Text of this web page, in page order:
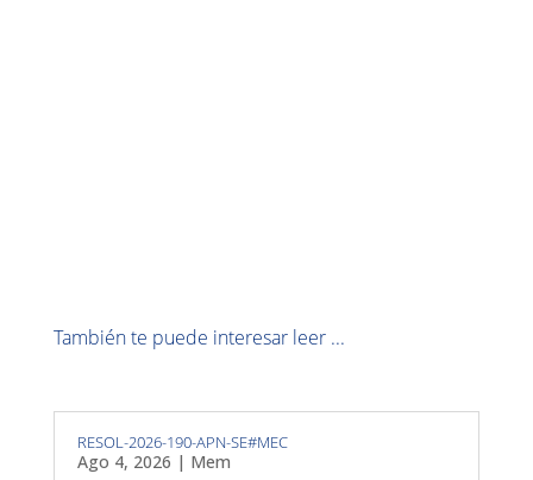
También te puede interesar leer ...
RESOL-2026-190-APN-SE#MEC
Ago 4, 2026 | Mem